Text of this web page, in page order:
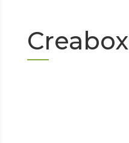
Creabox